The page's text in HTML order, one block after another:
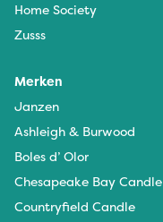
Home Society
Zusss
Merken
Janzen
Ashleigh & Burwood
Boles d’ Olor
Chesapeake Bay Candle
Countryfield Candle